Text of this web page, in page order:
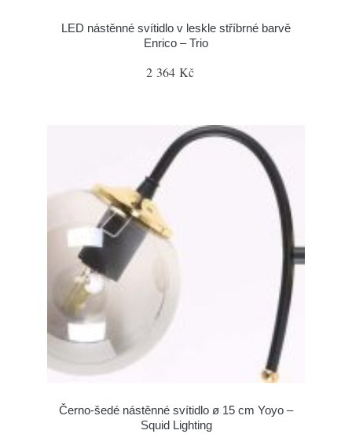
LED nástěnné svítidlo v leskle stříbrné barvě
Enrico – Trio
2 364 Kč
Černo-šedé nástěnné svítidlo ø 15 cm Yoyo –
Squid Lighting